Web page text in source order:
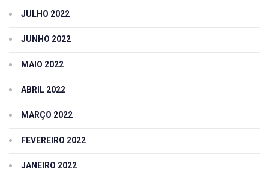
JULHO 2022
JUNHO 2022
MAIO 2022
ABRIL 2022
MARÇO 2022
FEVEREIRO 2022
JANEIRO 2022